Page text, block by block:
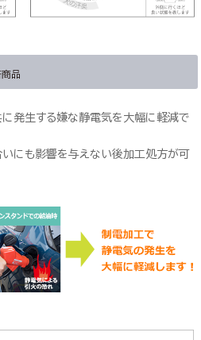
品
に発生する嫌な静電気を大幅に軽減で
いにも影響を与えない後加工処方が可